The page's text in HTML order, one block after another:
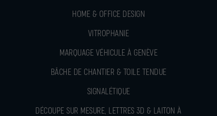
HOME & OFFICE DESIGN
VITROPHANIE
MARQUAGE VÉHICULE À GENÈVE
BÂCHE DE CHANTIER & TOILE TENDUE
SIGNALÉTIQUE
DÉCOUPE SUR MESURE, LETTRES 3D & LAITON À